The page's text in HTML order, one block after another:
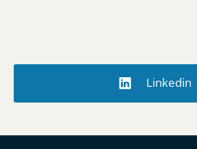
Linkedin